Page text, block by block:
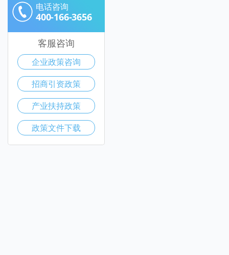
电话咨询
400-166-3656
客服咨询
企业政策咨询
招商引资政策
产业扶持政策
政策文件下载